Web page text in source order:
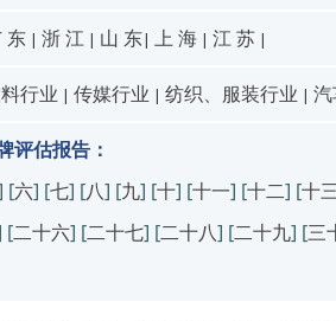
东 | 浙 江 | 山 东| 上 海 | 江 苏 |
行业 | 传媒行业 | 纺织、服装行业 |
评估报告：
[六] [七] [八] [九] [十] [十一] [十二] [十
[二十六] [二十七] [二十八] [二十九] [三